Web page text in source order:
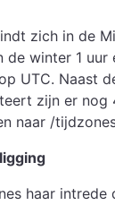
zich in de
de winter 1 uur
UTC. Naast
zijn er nog
naar /
haar intrede